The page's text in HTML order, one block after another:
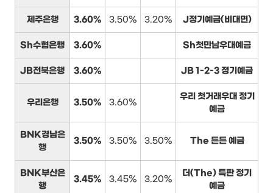
제주은행 3.60% 3.50% 3.20% J정기예금(비대면)
Sh수협은행 3.60% Sh첫만남우대예금
JB전북은행 3.60% JB 1-2-3 정기예금
우리은행 3.50% 3.60%
우리 첫거래우대 정기
예금
BNK경남은
행
3.50% 3.50% 3.50% The 든든 예금
BNK부산은
행
3.45% 3.45% 3.20%
더(The) 특판 정기
예금